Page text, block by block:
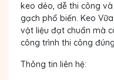
keo dẻo, dễ thi công
gạch phổ biến. Keo
vật liệu đạt chuẩn mà
công trình thi công
Thông tin liên hệ: